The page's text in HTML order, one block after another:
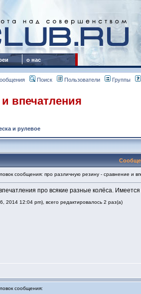
о нас
Поиск Пользователи Группы
впечатления
и рулевое
сообщения: про различную резину - сравнение и
про всякие разные колёса.
2014 12:04 pm), всего редактировалось 2 раз(а)
сообщения: